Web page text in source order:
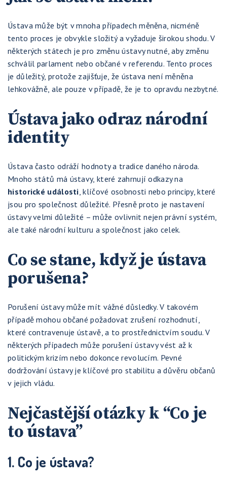
Ústava může být v mnoha případech měněna, nicméně
tento proces je obvykle složitý a vyžaduje širokou shodu. V
některých státech je pro změnu ústavy nutné, aby změnu
schválil parlament nebo občané v referendu. Tento proces
je důležitý, protože zajišťuje, že ústava není měněna
lehkovážně, ale pouze v případě, že je to opravdu nezbytné.
Ústava jako odraz národní
identity
Ústava často odráží hodnoty a tradice daného národa.
Mnoho států má ústavy, které zahrnují odkazy na
historické události, klíčové osobnosti nebo principy, které
jsou pro společnost důležité. Přesně proto je nastavení
ústavy velmi důležité – může ovlivnit nejen právní systém,
ale také národní kulturu a společnost jako celek.
Co se stane, když je ústava
porušena?
Porušení ústavy může mít vážné důsledky. V takovém
případě mohou občané požadovat zrušení rozhodnutí,
které contravenuje ústavě, a to prostřednictvím soudu. V
některých případech může porušení ústavy vést až k
politickým krizím nebo dokonce revolucím. Pevné
dodržování ústavy je klíčové pro stabilitu a důvěru občanů
v jejich vládu.
Nejčastější otázky k “Co je
to ústava”
1. Co je ústava?